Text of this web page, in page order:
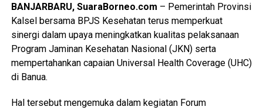
BANJARBARU, SuaraBorneo.com – Pemerintah Provinsi
Kalsel bersama BPJS Kesehatan terus memperkuat
sinergi dalam upaya meningkatkan kualitas pelaksanaan
Program Jaminan Kesehatan Nasional (JKN) serta
mempertahankan capaian Universal Health Coverage (UHC)
di Banua.
Hal tersebut mengemuka dalam kegiatan Forum